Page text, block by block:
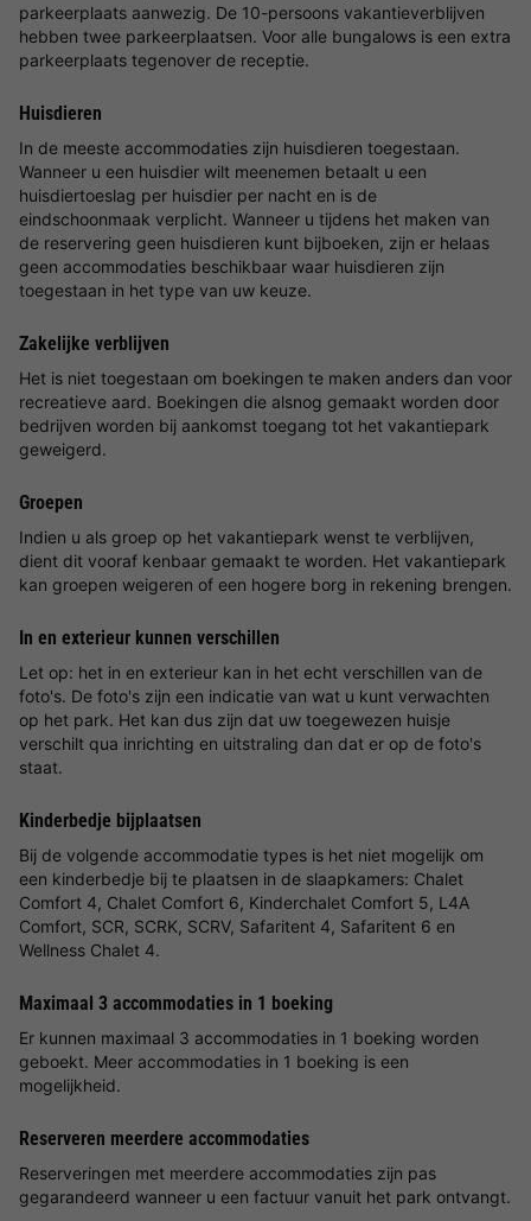
parkeerplaats aanwezig. De 10-persoons vakantieverblijven
hebben twee parkeerplaatsen. Voor alle bungalows is een extra
parkeerplaats tegenover de receptie.
Huisdieren
In de meeste accommodaties zijn huisdieren toegestaan.
Wanneer u een huisdier wilt meenemen betaalt u een
huisdiertoeslag per huisdier per nacht en is de
eindschoonmaak verplicht. Wanneer u tijdens het maken van
de reservering geen huisdieren kunt bijboeken, zijn er helaas
geen accommodaties beschikbaar waar huisdieren zijn
toegestaan in het type van uw keuze.
Zakelijke verblijven
Het is niet toegestaan om boekingen te maken anders dan voor
recreatieve aard. Boekingen die alsnog gemaakt worden door
bedrijven worden bij aankomst toegang tot het vakantiepark
geweigerd.
Groepen
Indien u als groep op het vakantiepark wenst te verblijven,
dient dit vooraf kenbaar gemaakt te worden. Het vakantiepark
kan groepen weigeren of een hogere borg in rekening brengen.
In en exterieur kunnen verschillen
Let op: het in en exterieur kan in het echt verschillen van de
foto's. De foto's zijn een indicatie van wat u kunt verwachten
op het park. Het kan dus zijn dat uw toegewezen huisje
verschilt qua inrichting en uitstraling dan dat er op de foto's
staat.
Kinderbedje bijplaatsen
Bij de volgende accommodatie types is het niet mogelijk om
een kinderbedje bij te plaatsen in de slaapkamers: Chalet
Comfort 4, Chalet Comfort 6, Kinderchalet Comfort 5, L4A
Comfort, SCR, SCRK, SCRV, Safaritent 4, Safaritent 6 en
Wellness Chalet 4.
Maximaal 3 accommodaties in 1 boeking
Er kunnen maximaal 3 accommodaties in 1 boeking worden
geboekt. Meer accommodaties in 1 boeking is een
mogelijkheid.
Reserveren meerdere accommodaties
Reserveringen met meerdere accommodaties zijn pas
gegarandeerd wanneer u een factuur vanuit het park ontvangt.